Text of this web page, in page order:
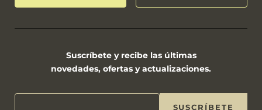
Suscríbete y recibe las últimas
novedades, ofertas y actualizaciones.